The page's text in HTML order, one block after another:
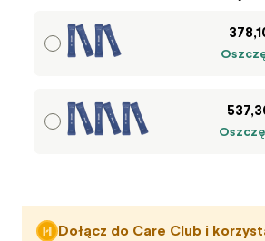
Dołącz do Care Club i